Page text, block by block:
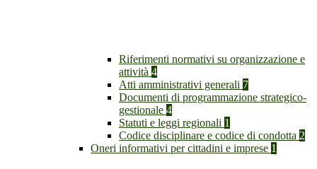
Riferimenti normativi su organizzazione e
attività 4
Atti amministrativi generali 7
Documenti di programmazione strategico-
gestionale 4
Statuti e leggi regionali 1
Codice disciplinare e codice di condotta 2
Oneri informativi per cittadini e imprese 1